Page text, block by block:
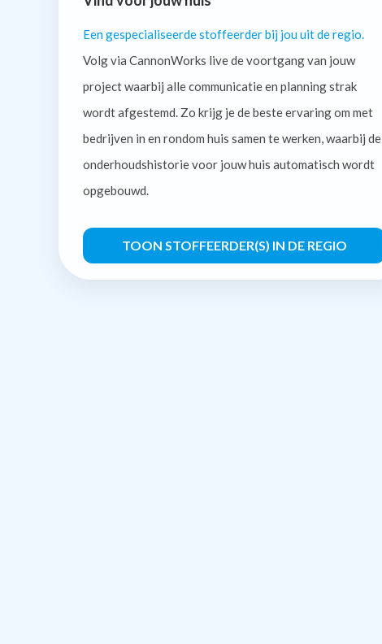
Een gespecialiseerde stoffeerder bij jou uit de regio.
Volg via CannonWorks live de voortgang van jouw
project waarbij alle communicatie en planning strak
wordt afgestemd. Zo krijg je de beste ervaring om met
bedrijven in en rondom huis samen te werken, waarbij de
onderhoudshistorie voor jouw huis automatisch wordt
opgebouwd.
TOON STOFFEERDER(S) IN DE REGIO